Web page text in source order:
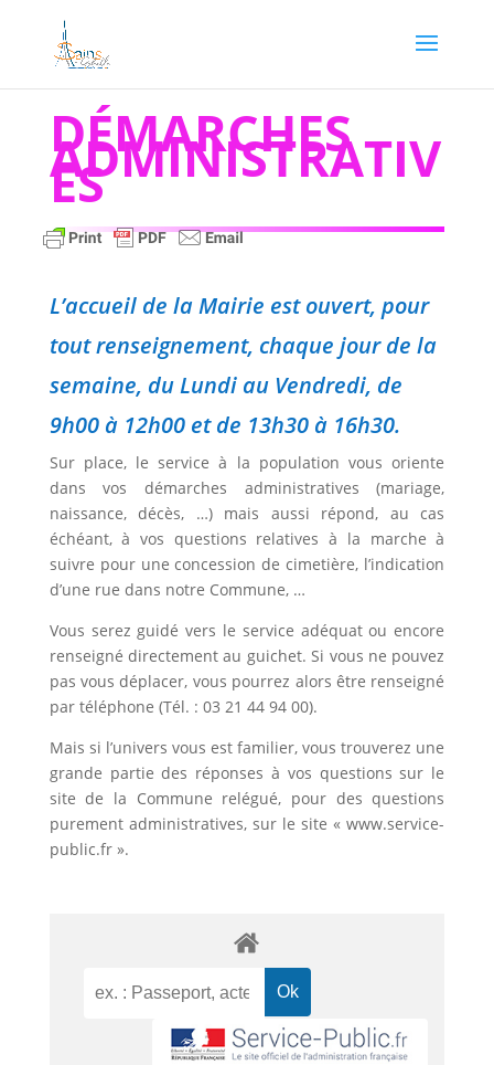
DÉMARCHES
ADMINISTRATIV
ES
L’accueil de la Mairie est ouvert, pour
tout renseignement, chaque jour de la
semaine, du Lundi au Vendredi, de
9h00 à 12h00 et de 13h30 à 16h30.
Sur place, le service à la population vous oriente
dans vos démarches administratives (mariage,
naissance, décès, …) mais aussi répond, au cas
échéant, à vos questions relatives à la marche à
suivre pour une concession de cimetière, l’indication
d’une rue dans notre Commune, …
Vous serez guidé vers le service adéquat ou encore
renseigné directement au guichet. Si vous ne pouvez
pas vous déplacer, vous pourrez alors être renseigné
par téléphone (Tél. : 03 21 44 94 00).
Mais si l’univers vous est familier, vous trouverez une
grande partie des réponses à vos questions sur le
site de la Commune relégué, pour des questions
purement administratives, sur le site « www.service-
public.fr ».